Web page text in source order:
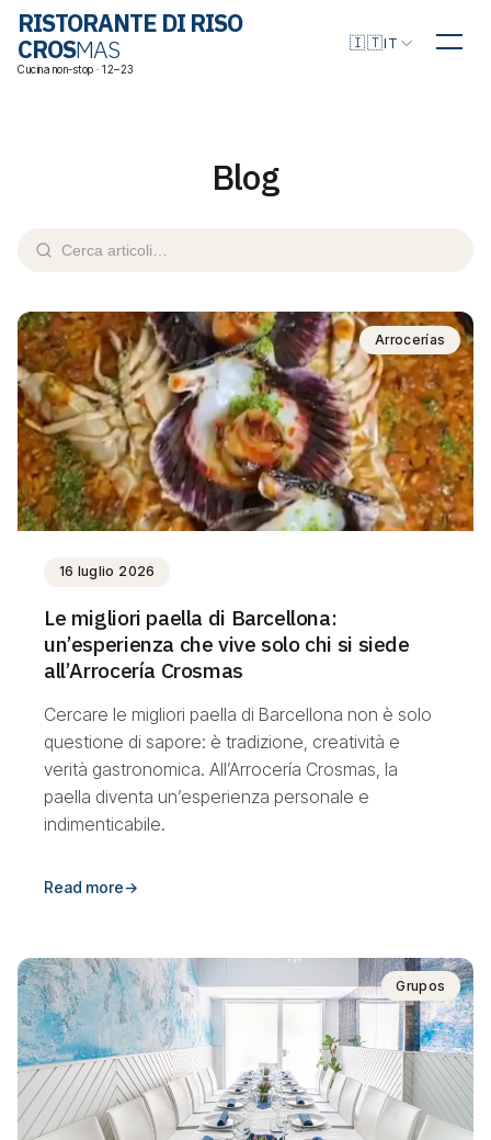
RISTORANTE DI RISO
CROSMAS
Cucina non-stop · 12–23
Scegli la lingua
🇮🇹IT
Blog
Arrocerías
16 luglio 2026
Le migliori paella di Barcellona:
un’esperienza che vive solo chi si siede
all’Arrocería Crosmas
Cercare le migliori paella di Barcellona non è solo
questione di sapore: è tradizione, creatività e
verità gastronomica. All’Arrocería Crosmas, la
paella diventa un’esperienza personale e
indimenticabile.
Read more→
Grupos